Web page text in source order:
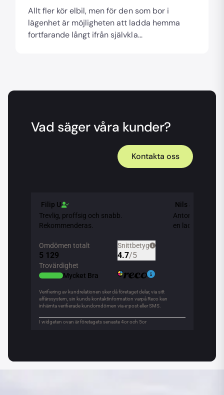
Allt fler kör elbil, men för den som bor i
lägenhet är möjligheten att ladda hemma
fortfarande långt ifrån självkla...
Vad säger våra kunder?
Kontakta oss